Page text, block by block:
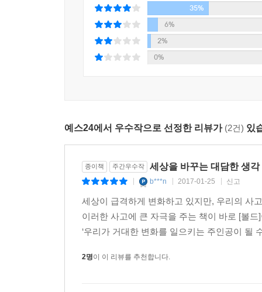
---「가장 뛰어난 이들이 문제를 해결하게 하라」중에서
(네트워크와 센서, 무한 컴퓨팅, 인공지능, 로봇
어디쯤 가 있을 것이며, 숨겨진 사업 기회는 어
이해해야 할 것이다.
제3부 ‘어떻게 대담하게 실현시킬 것인가’에서
사업을 시작하려면 일정한 자본과 노동력과 건
됐음을 우리 모두 알고 있다. 자본은 펀딩을 통
(크라우드펀딩), 커뮤니티를 형성하는 방법, 창
꿈을 꾸고 있는 사람들에게 실행에 나설 것을 촉구
‘모든 진보는 비합리적인 사람들에게 달려 있다’
35%
6%
2%
0%
예스24에서 우수작으로 선정한 리뷰가 (2건) 있
종이책 주간우수작 세상을 바꾸는 대담한 생각
b***n 2017-01-25 신고
세상이 급격하게 변화하고 있지만, 우리의 사
이러한 사고에 큰 자극을 주는 책이 바로 [볼
‘우리가 거대한 변화를 일으키는 주인공이 될
2명이 이 리뷰를 추천합니다.